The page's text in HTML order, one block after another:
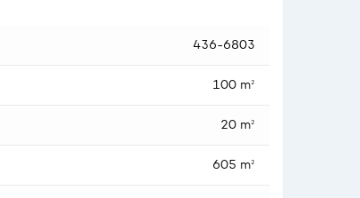
436-6803
100 m²
20 m²
605 m²